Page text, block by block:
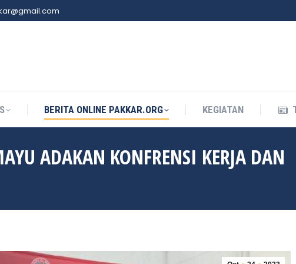
BERITA ONLINE PAKKAR.ORG KEGIATAN
ADAKAN KONFRENSI KERJA DAN
BERITA ONLINE PAKKAR.ORG KEGIATAN